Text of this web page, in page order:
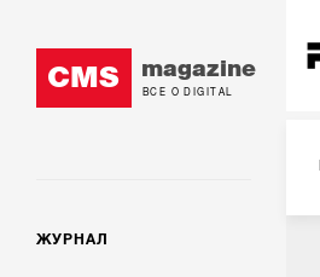
CMS magazine
ВСЕ О DIGITAL
ЖУРНАЛ